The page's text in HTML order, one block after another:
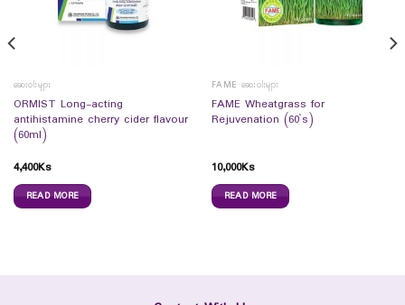
ဆေးဝါးများ
ORMIST Long-acting
antihistamine cherry cider flavour
(60ml)
4,400Ks
READ MORE
FAME ဆေးဝါးများ
FAME Wheatgrass for
Rejuvenation (60`s)
10,000Ks
READ MORE